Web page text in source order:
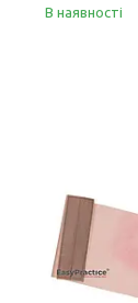
В наявності